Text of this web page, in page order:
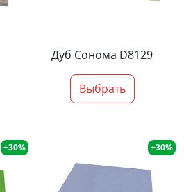
Дуб Сонома D8129
Выбрать
+30% +30%